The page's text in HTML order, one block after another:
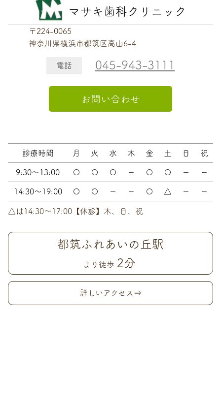
マサキ歯科クリニック
〒224-0065
神奈川県横浜市都筑区高山6-4
電話 045-943-3111
お問い合わせ
診療時間 月 火 水 木 金 土 日 祝
9:30～13:00 〇 〇 〇 － 〇 〇 － －
14:30～19:00 〇 〇 － － 〇 △ － －
△は14:30〜17:00【休診】木、日、祝
都筑ふれあいの丘駅
より徒歩 2分
詳しいアクセス⇒